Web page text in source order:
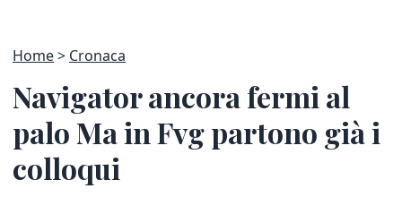
Home Cronaca
Navigator ancora fermi al
palo Ma in Fvg partono già i
colloqui